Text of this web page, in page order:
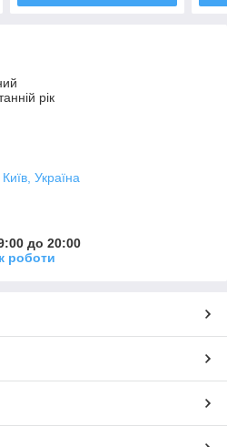
рік
Україна
до 20:00
роботи